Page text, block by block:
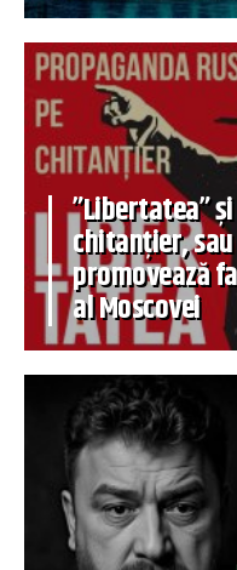
”Libertatea”
chitanțier,
promovează
al Moscovei